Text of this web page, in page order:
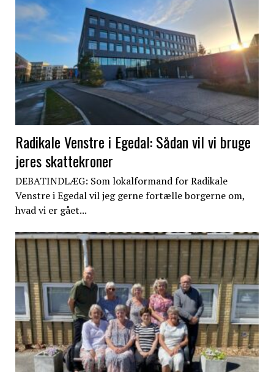
Radikale Venstre i Egedal: Sådan vil vi bruge
jeres skattekroner
DEBATINDLÆG: Som lokalformand for Radikale
Venstre i Egedal vil jeg gerne fortælle borgerne om,
hvad vi er gået...